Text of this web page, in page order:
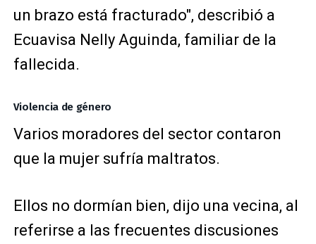
un brazo está fracturado", describió a
Ecuavisa Nelly Aguinda, familiar de la
fallecida.
Violencia de género
Varios moradores del sector contaron
que la mujer sufría maltratos.
Ellos no dormían bien, dijo una vecina, al
referirse a las frecuentes discusiones